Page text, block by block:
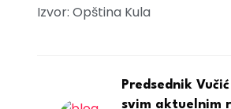
Izvor: Opština Kula
Predsednik
svim aktuelnim